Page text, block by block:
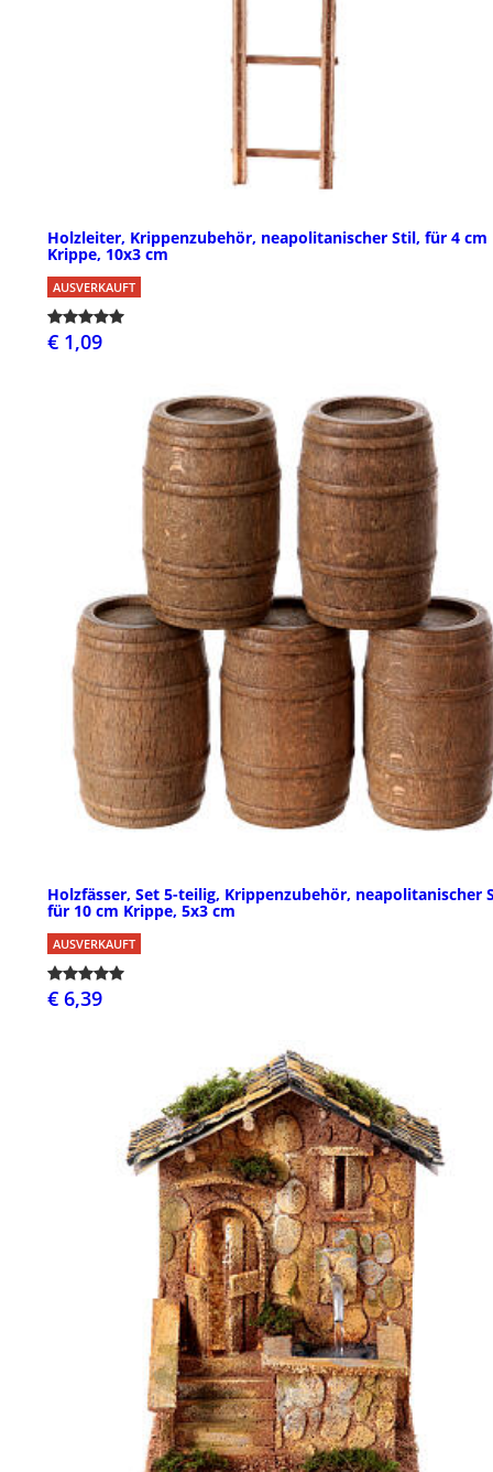
Holzleiter, Krippenzubehör, neapolitanischer Stil, für 4 cm
Krippe, 10x3 cm
AUSVERKAUFT
€ 1,09
Holzfässer, Set 5-teilig, Krippenzubehör, neapolitanischer
für 10 cm Krippe, 5x3 cm
AUSVERKAUFT
€ 6,39